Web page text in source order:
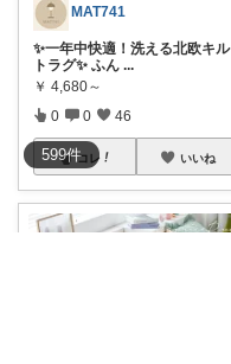
599件
MAT741
✨一年中快適！洗える北欧キル
トラグ✨ ふん ...
￥ 4,680～
0 0 46
コレ いいね